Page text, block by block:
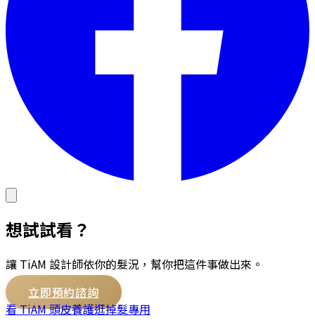
想試試看？
讓 TiAM 設計師依你的髮況，幫你把這件事做出來。
立即預約諮詢
看 TiAM頭皮養護逛掉髮專用